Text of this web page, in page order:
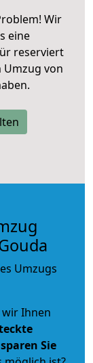
Wir
eine
reserviert
von
Umzugs
Ihnen
sparen Sie